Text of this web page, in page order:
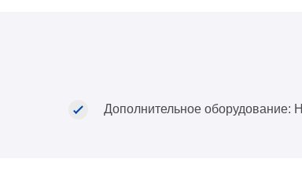
Дополнительное оборудование: